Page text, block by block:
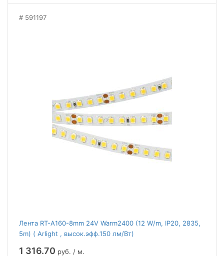
591197
Лента RT-A160-8mm 24V Warm2400 (12 W/m, IP20, 2835,
5m) ( Arlight , высок.эфф.150 лм/Вт)
1 316.70 руб. / м.